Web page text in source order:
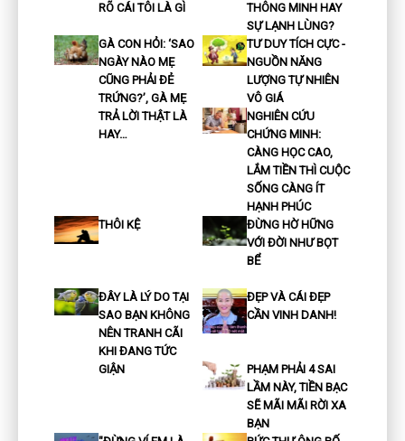
RÕ CÁI TÔI LÀ GÌ
THÔNG MINH HAY
SỰ LẠNH LÙNG?
GÀ CON HỎI: ‘SAO
NGÀY NÀO MẸ
CŨNG PHẢI ĐẺ
TRỨNG?’, GÀ MẸ
TRẢ LỜI THẬT LÀ
HAY…
TƯ DUY TÍCH CỰC -
NGUỒN NĂNG
LƯỢNG TỰ NHIÊN
VÔ GIÁ
NGHIÊN CỨU
CHỨNG MINH:
CÀNG HỌC CAO,
LẮM TIỀN THÌ CUỘC
SỐNG CÀNG ÍT
HẠNH PHÚC
THÔI KỆ
ĐỪNG HỜ HỮNG
VỚI ĐỜI NHƯ BỌT
BỂ
ĐÂY LÀ LÝ DO TẠI
SAO BẠN KHÔNG
NÊN TRANH CÃI
KHI ĐANG TỨC
GIẬN
ĐẸP VÀ CÁI ĐẸP
CẦN VINH DANH!
PHẠM PHẢI 4 SAI
LẦM NÀY, TIỀN BẠC
SẼ MÃI MÃI RỜI XA
BẠN